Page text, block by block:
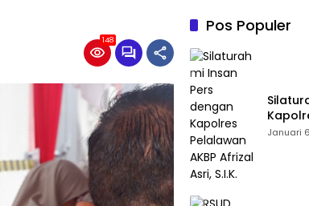
148
Pos Populer
Afrizal
Januari